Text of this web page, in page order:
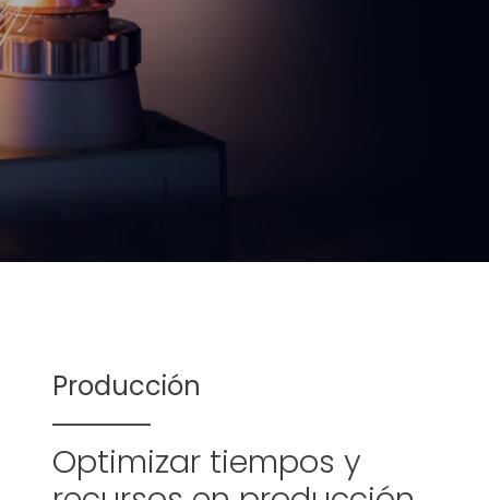
Producción
Optimizar tiempos y